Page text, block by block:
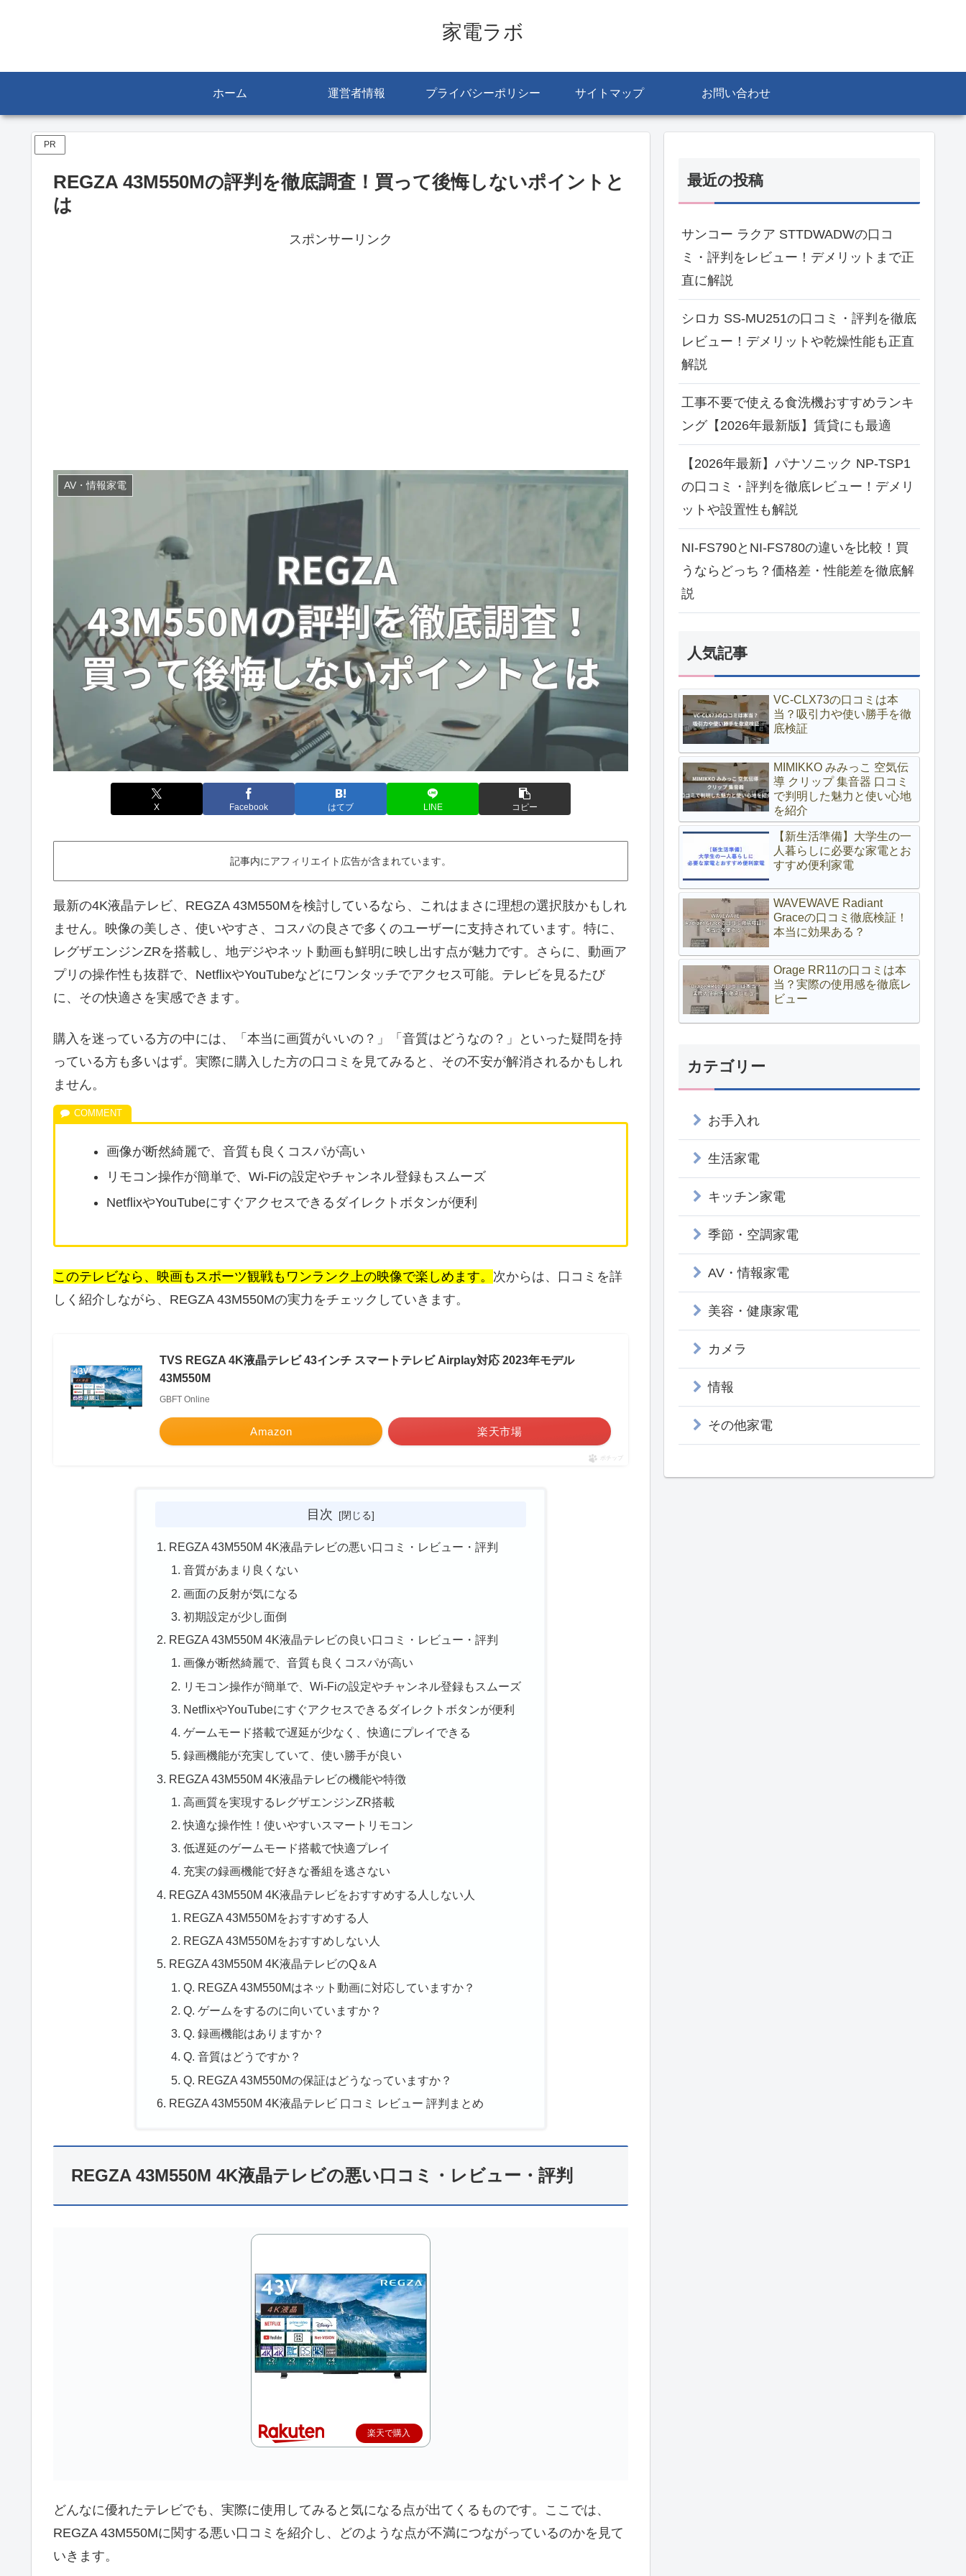
家電ラボ
ホーム 運営者情報 プライバシーポリシー サイトマップ お問い合わせ
PR
REGZA 43M550Mの評判を徹底調査！買って後悔しないポイントと
は
スポンサーリンク
AV・情報家電
X Facebook はてブ LINE コピー
記事内にアフィリエイト広告が含まれています。
最新の4K液晶テレビ、REGZA 43M550Mを検討しているなら、これはまさに理想の選択肢かもしれ
ません。映像の美しさ、使いやすさ、コスパの良さで多くのユーザーに支持されています。特に、
レグザエンジンZRを搭載し、地デジやネット動画も鮮明に映し出す点が魅力です。さらに、動画ア
プリの操作性も抜群で、NetflixやYouTubeなどにワンタッチでアクセス可能。テレビを見るたび
に、その快適さを実感できます。
購入を迷っている方の中には、「本当に画質がいいの？」「音質はどうなの？」といった疑問を持
っている方も多いはず。実際に購入した方の口コミを見てみると、その不安が解消されるかもしれ
ません。
画像が断然綺麗で、音質も良くコスパが高い
リモコン操作が簡単で、Wi-Fiの設定やチャンネル登録もスムーズ
NetflixやYouTubeにすぐアクセスできるダイレクトボタンが便利
このテレビなら、映画もスポーツ観戦もワンランク上の映像で楽しめます。 次からは、口コミを詳
しく紹介しながら、REGZA 43M550Mの実力をチェックしていきます。
TVS REGZA 4K液晶テレビ 43インチ スマートテレビ Airplay対応 2023年モデル
43M550M
GBFT Online
Amazon 楽天市場
ポチップ
目次
REGZA 43M550M 4K液晶テレビの悪い口コミ・レビュー・評判
音質があまり良くない
画面の反射が気になる
初期設定が少し面倒
REGZA 43M550M 4K液晶テレビの良い口コミ・レビュー・評判
画像が断然綺麗で、音質も良くコスパが高い
リモコン操作が簡単で、Wi-Fiの設定やチャンネル登録もスムーズ
NetflixやYouTubeにすぐアクセスできるダイレクトボタンが便利
ゲームモード搭載で遅延が少なく、快適にプレイできる
録画機能が充実していて、使い勝手が良い
REGZA 43M550M 4K液晶テレビの機能や特徴
高画質を実現するレグザエンジンZR搭載
快適な操作性！使いやすいスマートリモコン
低遅延のゲームモード搭載で快適プレイ
充実の録画機能で好きな番組を逃さない
REGZA 43M550M 4K液晶テレビをおすすめする人しない人
REGZA 43M550Mをおすすめする人
REGZA 43M550Mをおすすめしない人
REGZA 43M550M 4K液晶テレビのQ＆A
Q. REGZA 43M550Mはネット動画に対応していますか？
Q. ゲームをするのに向いていますか？
Q. 録画機能はありますか？
Q. 音質はどうですか？
Q. REGZA 43M550Mの保証はどうなっていますか？
REGZA 43M550M 4K液晶テレビ 口コミ レビュー 評判まとめ
REGZA 43M550M 4K液晶テレビの悪い口コミ・レビュー・評判
楽天で購入
どんなに優れたテレビでも、実際に使用してみると気になる点が出てくるものです。ここでは、
REGZA 43M550Mに関する悪い口コミを紹介し、どのような点が不満につながっているのかを見て
いきます。
最近の投稿
サンコー ラクア STTDWADWの口コ
ミ・評判をレビュー！デメリットまで正
直に解説
シロカ SS-MU251の口コミ・評判を徹底
レビュー！デメリットや乾燥性能も正直
解説
工事不要で使える食洗機おすすめランキ
ング【2026年最新版】賃貸にも最適
【2026年最新】パナソニック NP-TSP1
の口コミ・評判を徹底レビュー！デメリ
ットや設置性も解説
NI-FS790とNI-FS780の違いを比較！買
うならどっち？価格差・性能差を徹底解
説
人気記事
VC-CLX73の口コミは本
当？吸引力や使い勝手を徹
底検証
MIMIKKO みみっこ 空気伝
導 クリップ 集音器 口コミ
で判明した魅力と使い心地
を紹介
【新生活準備】大学生の一
人暮らしに必要な家電とお
すすめ便利家電
WAVEWAVE Radiant
Graceの口コミ徹底検証！
本当に効果ある？
Orage RR11の口コミは本
当？実際の使用感を徹底レ
ビュー
カテゴリー
お手入れ
生活家電
キッチン家電
季節・空調家電
AV・情報家電
美容・健康家電
カメラ
情報
その他家電